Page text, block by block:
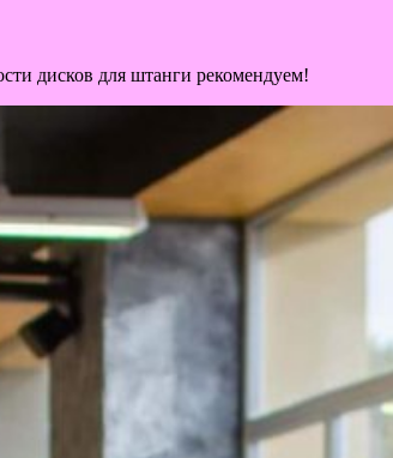
дисков для штанги рекомендуем!